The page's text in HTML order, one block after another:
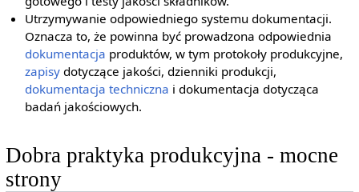
Utrzymywanie odpowiedniego systemu dokumentacji.
Oznacza to, że powinna być prowadzona odpowiednia
dokumentacja produktów, w tym protokoły produkcyjne,
zapisy dotyczące jakości, dzienniki produkcji,
dokumentacja techniczna i dokumentacja dotycząca
badań jakościowych.
Dobra praktyka produkcyjna - mocne
strony